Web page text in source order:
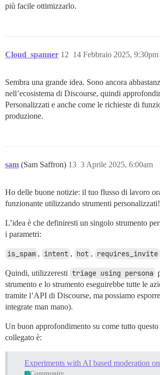
più facile ottimizzarlo.
Cloud_spanner 14 Febbraio 2025, 9:30pm
12
Sembra una grande idea. Sono ancora
nell’ecosistema di Discourse, quindi
Personalizzati e anche come le richieste di
produzione.
sam (Sam Saffron) 3 Aprile 2025, 6:00am
13
Ho delle buone notizie: il tuo flusso di lavoro
funzionante utilizzando strumenti personalizzati!
L’idea è che definiresti un singolo strumento
i parametri:
is_spam , intent , hot , requires_invite
Quindi, utilizzeresti triage using persona
strumento e lo strumento eseguirebbe tutte le
tramite l’API di Discourse, ma possiamo
integrate man mano).
Un buon approfondimento su come tutto questo
collegato è:
Experiments with AI based moderation